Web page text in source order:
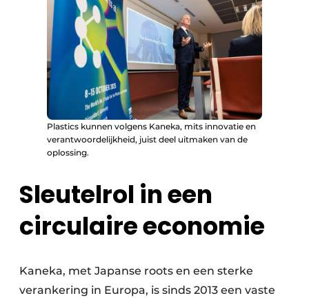
Plastics kunnen volgens Kaneka, mits innovatie en
verantwoordelijkheid, juist deel uitmaken van de
oplossing.
Sleutelrol in een
circulaire economie
Kaneka, met Japanse roots en een sterke
verankering in Europa, is sinds 2013 een vaste